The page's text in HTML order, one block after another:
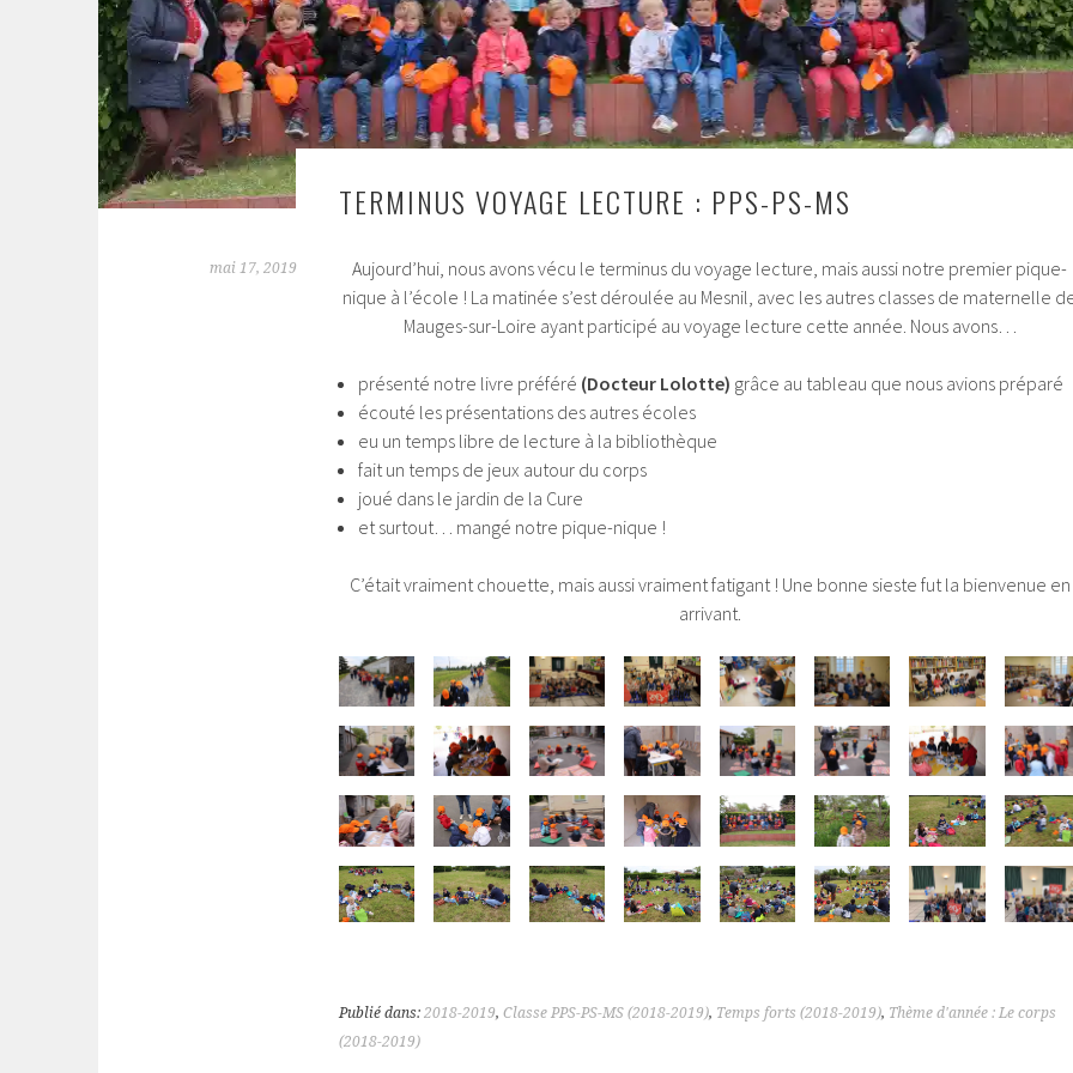
TERMINUS VOYAGE LECTURE : PPS-PS-MS
mai 17, 2019
Aujourd’hui, nous avons vécu le terminus du voyage lecture, mais aussi notre premier pique-
nique à l’école ! La matinée s’est déroulée au Mesnil, avec les autres classes de maternelle
Mauges-sur-Loire ayant participé au voyage lecture cette année. Nous avons…
présenté notre livre préféré (Docteur Lolotte) grâce au tableau que nous avions préparé
écouté les présentations des autres écoles
eu un temps libre de lecture à la bibliothèque
fait un temps de jeux autour du corps
joué dans le jardin de la Cure
et surtout… mangé notre pique-nique !
C’était vraiment chouette, mais aussi vraiment fatigant ! Une bonne sieste fut la bienvenue en
arrivant.
Publié dans: 2018-2019, Classe PPS-PS-MS (2018-2019), Temps forts (2018-2019), Thème d'année : Le corps
(2018-2019)